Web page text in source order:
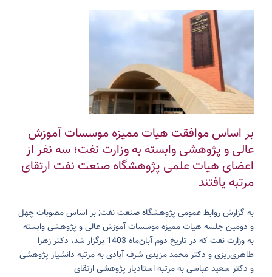
بر اساس موافقت هیات ممیزه موسسات آموزش
عالی و پژوهشی وابسته به وزارت نفت؛ سه نفر از
اعضای هیات علمی پژوهشگاه صنعت نفت ارتقای
مرتبه یافتند
به گزارش روابط عمومی پژوهشگاه صنعت نفت; بر اساس مصوبات چهل
و دومین جلسه هیات ممیزه موسسات آموزش عالی و پژوهشی وابسته
به وزارت نفت که در تاریخ دوم آبان‌ماه 1403 برگزار شد، دکتر زهرا
طاهری‌ریزی و دکتر محمد مزیدی شرف آبادی به مرتبه دانشیار پژوهشی
و دکتر سعید عباسی به مرتبه استادیار پژوهشی ارتقای